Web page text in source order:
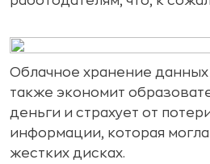
Облачное хранение данных
также экономит
деньги и страхует от
информации, которая могла
жестких дисках.